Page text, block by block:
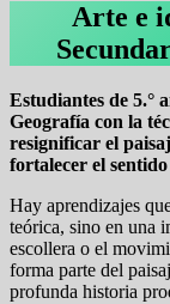
Arte e
Estudiantes de 5.°
Geografía con la
resignificar el
fortalecer el
Hay aprendizajes
teórica, sino en una
escollera o el
forma parte del
profunda historia